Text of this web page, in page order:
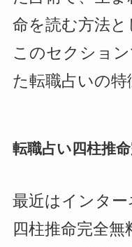
命を読む方法と
このセクショ
た転職占いの特
転職占い四柱推
最近はインタ
四柱推命完全